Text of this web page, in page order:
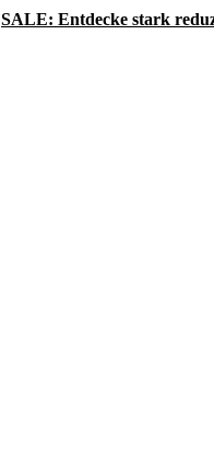
SALE: Entdecke stark